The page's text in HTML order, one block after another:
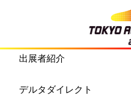
出展者紹介
デルタダイレクト